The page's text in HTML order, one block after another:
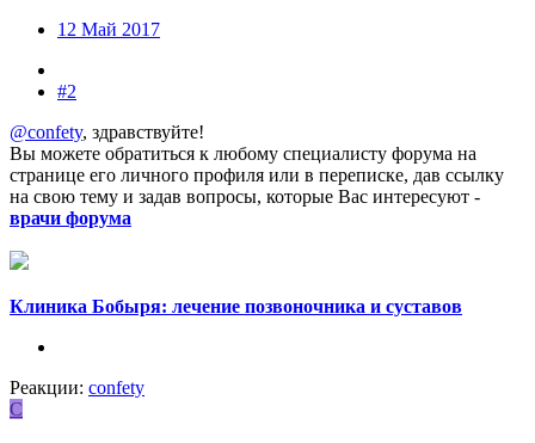
12 Май 2017
#2
@confety, здравствуйте!
Вы можете обратиться к любому специалисту форума на
странице его личного профиля или в переписке, дав ссылку
на свою тему и задав вопросы, которые Вас интересуют -
врачи форума
Клиника Бобыря: лечение позвоночника и суставов
Реакции: confety
C